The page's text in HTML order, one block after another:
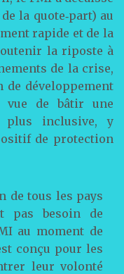
la quote‑part) au
rapide et de la
la riposte à
de la crise,
développement
vue de bâtir une
plus inclusive, y
de protection
de tous les pays
pas besoin de
au moment de
conçu pour les
leur volonté